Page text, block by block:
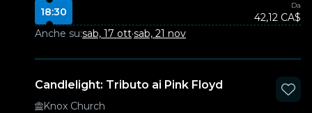
18:30
Da
42,12 CA$
Anche su:sab, 17 ott·sab, 21 nov
Candlelight: Tributo ai Pink Floyd
Knox Church